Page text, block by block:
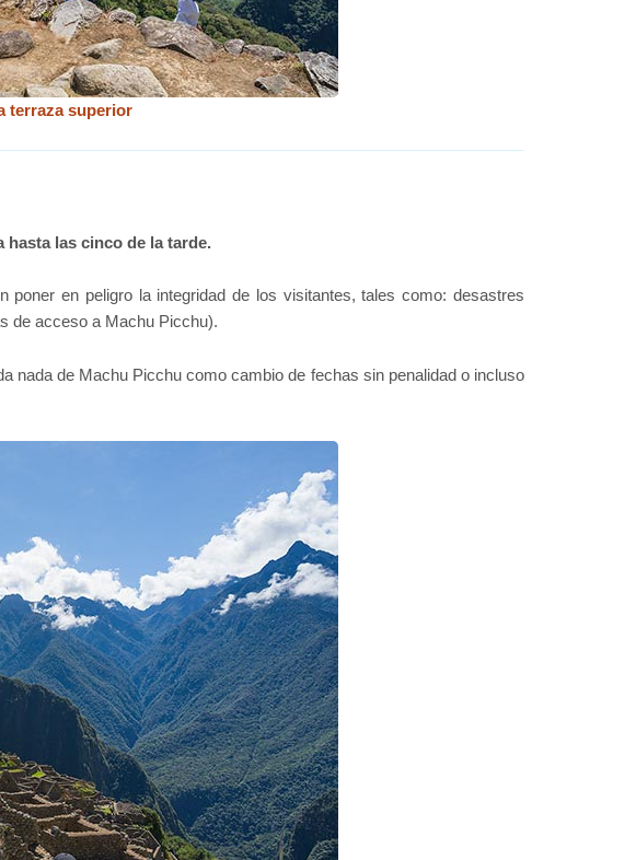
terraza superior
hasta las cinco de la tarde.
en peligro la integridad de los visitantes, tales como: desastres
de acceso a Machu Picchu).
nada de Machu Picchu como cambio de fechas sin penalidad o incluso